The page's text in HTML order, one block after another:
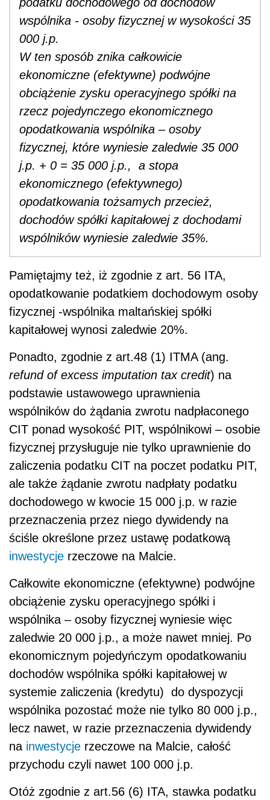
wspólnika - osoby fizycznej w wysokości 35
000 j.p.
W ten sposób znika całkowicie
ekonomiczne (efektywne) podwójne
obciążenie zysku operacyjnego spółki na
rzecz pojedynczego ekonomicznego
opodatkowania wspólnika – osoby
fizycznej, które wyniesie zaledwie 35 000
j.p. + 0 = 35 000 j.p., a stopa
ekonomicznego (efektywnego)
opodatkowania tożsamych przecież,
dochodów spółki kapitałowej z dochodami
wspólników wyniesie zaledwie 35%.
Pamiętajmy też, iż zgodnie z art. 56 ITA,
opodatkowanie podatkiem dochodowym osoby
fizycznej -wspólnika maltańskiej spółki
kapitałowej wynosi zaledwie 20%.
Ponadto, zgodnie z art.48 (1) ITMA (ang.
refund of excess imputation tax credit) na
podstawie ustawowego uprawnienia
wspólników do żądania zwrotu nadpłaconego
CIT ponad wysokość PIT, wspólnikowi – osobie
fizycznej przysługuje nie tylko uprawnienie do
zaliczenia podatku CIT na poczet podatku PIT,
ale także żądanie zwrotu nadpłaty podatku
dochodowego w kwocie 15 000 j.p. w razie
przeznaczenia przez niego dywidendy na
ściśle określone przez ustawę podatkową
inwestycje rzeczowe na Malcie.
Całkowite ekonomiczne (efektywne) podwójne
obciążenie zysku operacyjnego spółki i
wspólnika – osoby fizycznej wyniesie więc
zaledwie 20 000 j.p., a może nawet mniej. Po
ekonomicznym pojedyńczym opodatkowaniu
dochodów wspólnika spółki kapitałowej w
systemie zaliczenia (kredytu) do dyspozycji
wspólnika pozostać może nie tylko 80 000 j.p.,
lecz nawet, w razie przeznaczenia dywidendy
na inwestycje rzeczowe na Malcie, całość
przychodu czyli nawet 100 000 j.p.
Otóż zgodnie z art.56 (6) ITA, stawka podatku